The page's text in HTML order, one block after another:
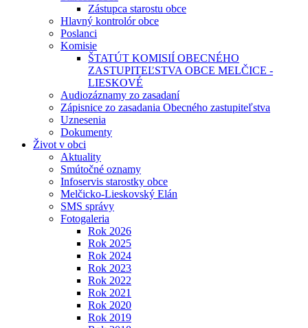
Zástupca starostu obce
Hlavný kontrolór obce
Poslanci
Komisie
ŠTATÚT KOMISIÍ OBECNÉHO
ZASTUPITEĽSTVA OBCE MELČICE -
LIESKOVÉ
Audiozáznamy zo zasadaní
Zápisnice zo zasadania Obecného zastupiteľstva
Uznesenia
Dokumenty
Život v obci
Aktuality
Smútočné oznamy
Infoservis starostky obce
Melčicko-Lieskovský Elán
SMS správy
Fotogaleria
Rok 2026
Rok 2025
Rok 2024
Rok 2023
Rok 2022
Rok 2021
Rok 2020
Rok 2019